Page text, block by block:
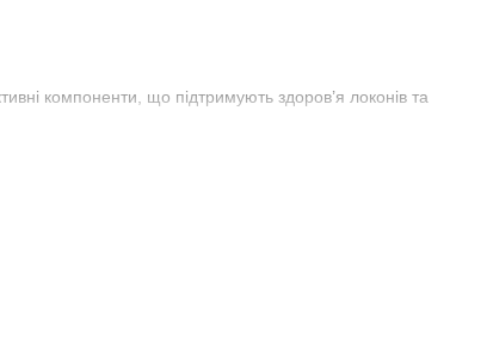
компоненти, що підтримують здоров’я локонів та